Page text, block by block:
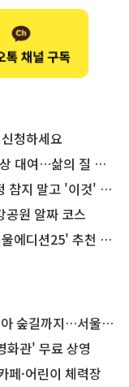
청하세요
…삶의 질 높인다
고 '이것' 해보세요!
원 알짜 코스
디션25' 추천 코스
…서울둘레길 15코스
화관' 무료 상영
페·어린이 체력장